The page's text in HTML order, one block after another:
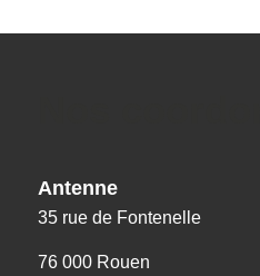
Antenne
35 rue de Fontenelle
76 000 Rouen